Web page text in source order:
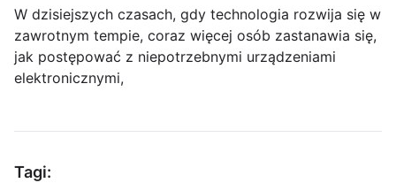
W dzisiejszych czasach, gdy technologia rozwija się w
zawrotnym tempie, coraz więcej osób zastanawia się,
jak postępować z niepotrzebnymi urządzeniami
elektronicznymi,
Tagi: